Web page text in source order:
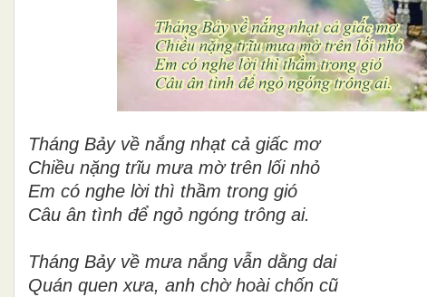
Tháng Bảy về nắng nhạt cả giấc mơ
Chiều nặng trĩu mưa mờ trên lối nhỏ
Em có nghe lời thì thầm trong gió
Câu ân tình để ngỏ ngóng trông ai.
Tháng Bảy về mưa nắng vẫn dằng dai
Quán quen xưa, anh chờ hoài chốn cũ